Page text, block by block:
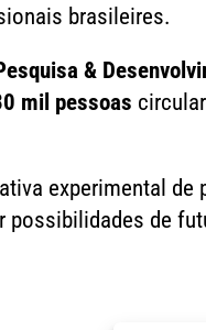
brasileires.
&
mil pessoas
experimental
de